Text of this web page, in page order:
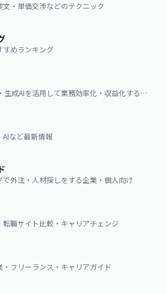
文・単価交渉などのテクニック
すめランキング
職種別にChatGPT・生成AIを活用して業務効率化・収益化するノウハウ
AIなど最新情報
で外注・人材探しをする企業・個人向け
職サイト比較・キャリアチェンジ
・フリーランス・キャリアガイド